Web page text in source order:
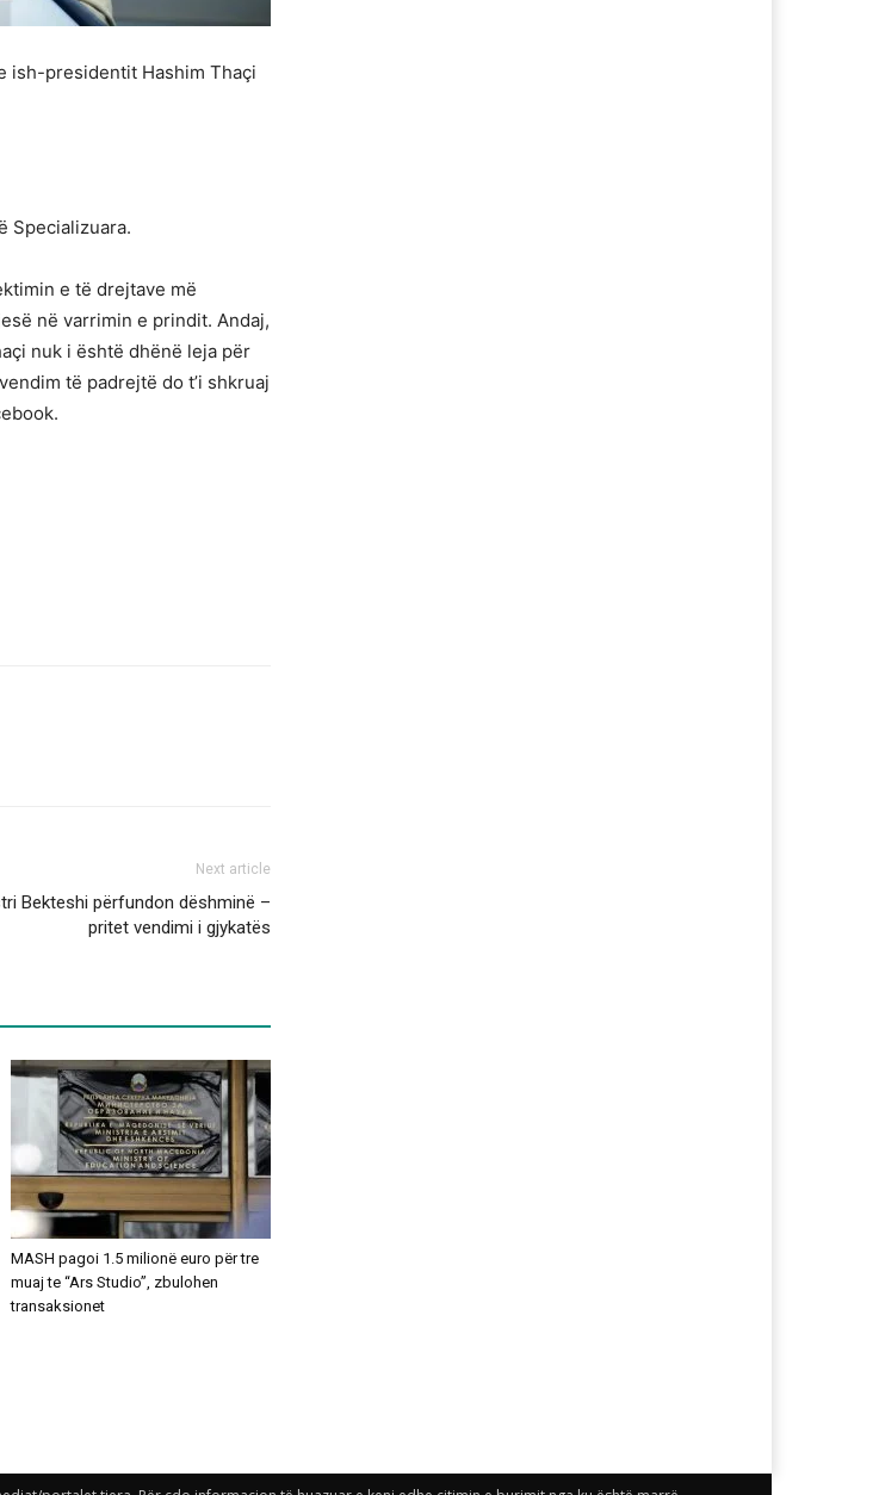
ish-presidentit Hashim Thaçi
Specializuara.
e të drejtave më
në varrimin e prindit. Andaj,
nuk i është dhënë leja për
të padrejtë do t’i shkruaj
Next article
Bekteshi përfundon dëshminë –
pritet vendimi i gjykatës
MASH pagoi 1.5 milionë euro për tre
muaj te “Ars Studio”, zbulohen
transaksionet